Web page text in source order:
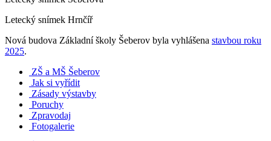
Letecký snímek Hrnčíř
Nová budova Základní školy Šeberov byla vyhlášena stavbou roku
2025.
ZŠ a MŠ Šeberov
Jak si vyřídit
Zásady výstavby
Poruchy
Zpravodaj
Fotogalerie